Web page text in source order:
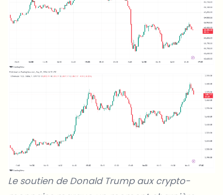
Le soutien de Donald Trump aux crypto-